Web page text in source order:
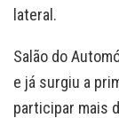
lateral.
Salão do
e já surgiu a
participar mais